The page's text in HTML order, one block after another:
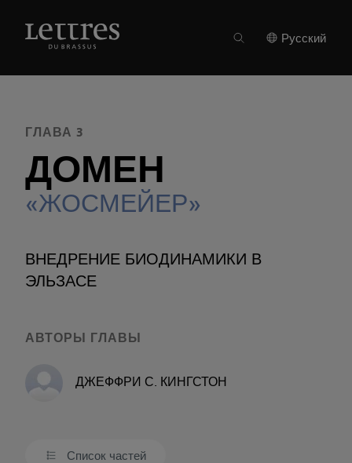
Русский
ГЛАВА 3
ДОМЕН
«ЖОСМЕЙЕР»
ВНЕДРЕНИЕ БИОДИНАМИКИ В
ЭЛЬЗАСЕ
АВТОРЫ ГЛАВЫ
ДЖЕФФРИ С. КИНГСТОН
Список частей